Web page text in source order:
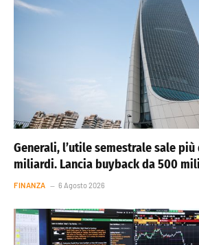
Generali, l’utile semestrale sale
miliardi. Lancia buyback da 500
FINANZA 6 Agosto 2026